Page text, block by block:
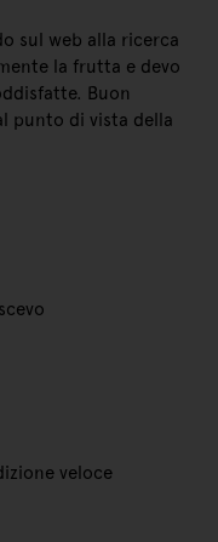
sul web alla ricerca
la frutta e devo
Buon
punto di vista della
veloce